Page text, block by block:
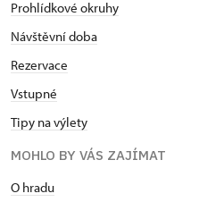
Prohlídkové okruhy
Návštěvní doba
Rezervace
Vstupné
Tipy na výlety
MOHLO BY VÁS ZAJÍMAT
O hradu